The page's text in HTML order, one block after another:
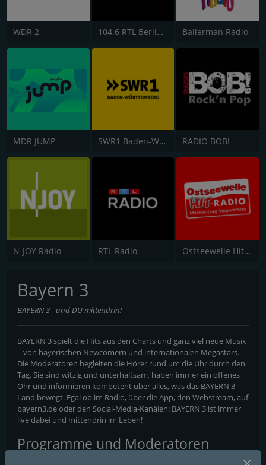
WDR 2 104.6 RTL Berlins Hitradio Ballerman Radio
MDR JUMP SWR1 Baden-Württemberg RADIO BOB!
N-JOY Radio RTL Radio Ostseewelle Hit-Radio 105.6
Bayern 3
BAYERN 3 - und DU mittendrin!
BAYERN 3 spielt die Hits aus den Charts und ganz viel neue Musik
– von bayerischen Newcomern und internationalen Megastars.
Die Moderatoren begleiten die Hörer rund um die Uhr durch den
Tag. Sie sind witzig und unterhaltsam, haben immer ein offenes
Ohr und informieren kompetent über alles, was das BAYERN 3
Land bewegt. Egal ob im Radio, über die App, den Webstream, auf
bayern3.de oder den Social-Media-Kanälen: BAYERN 3 ist immer
live dabei und mittendrin im Leben!
Programme und Moderatoren